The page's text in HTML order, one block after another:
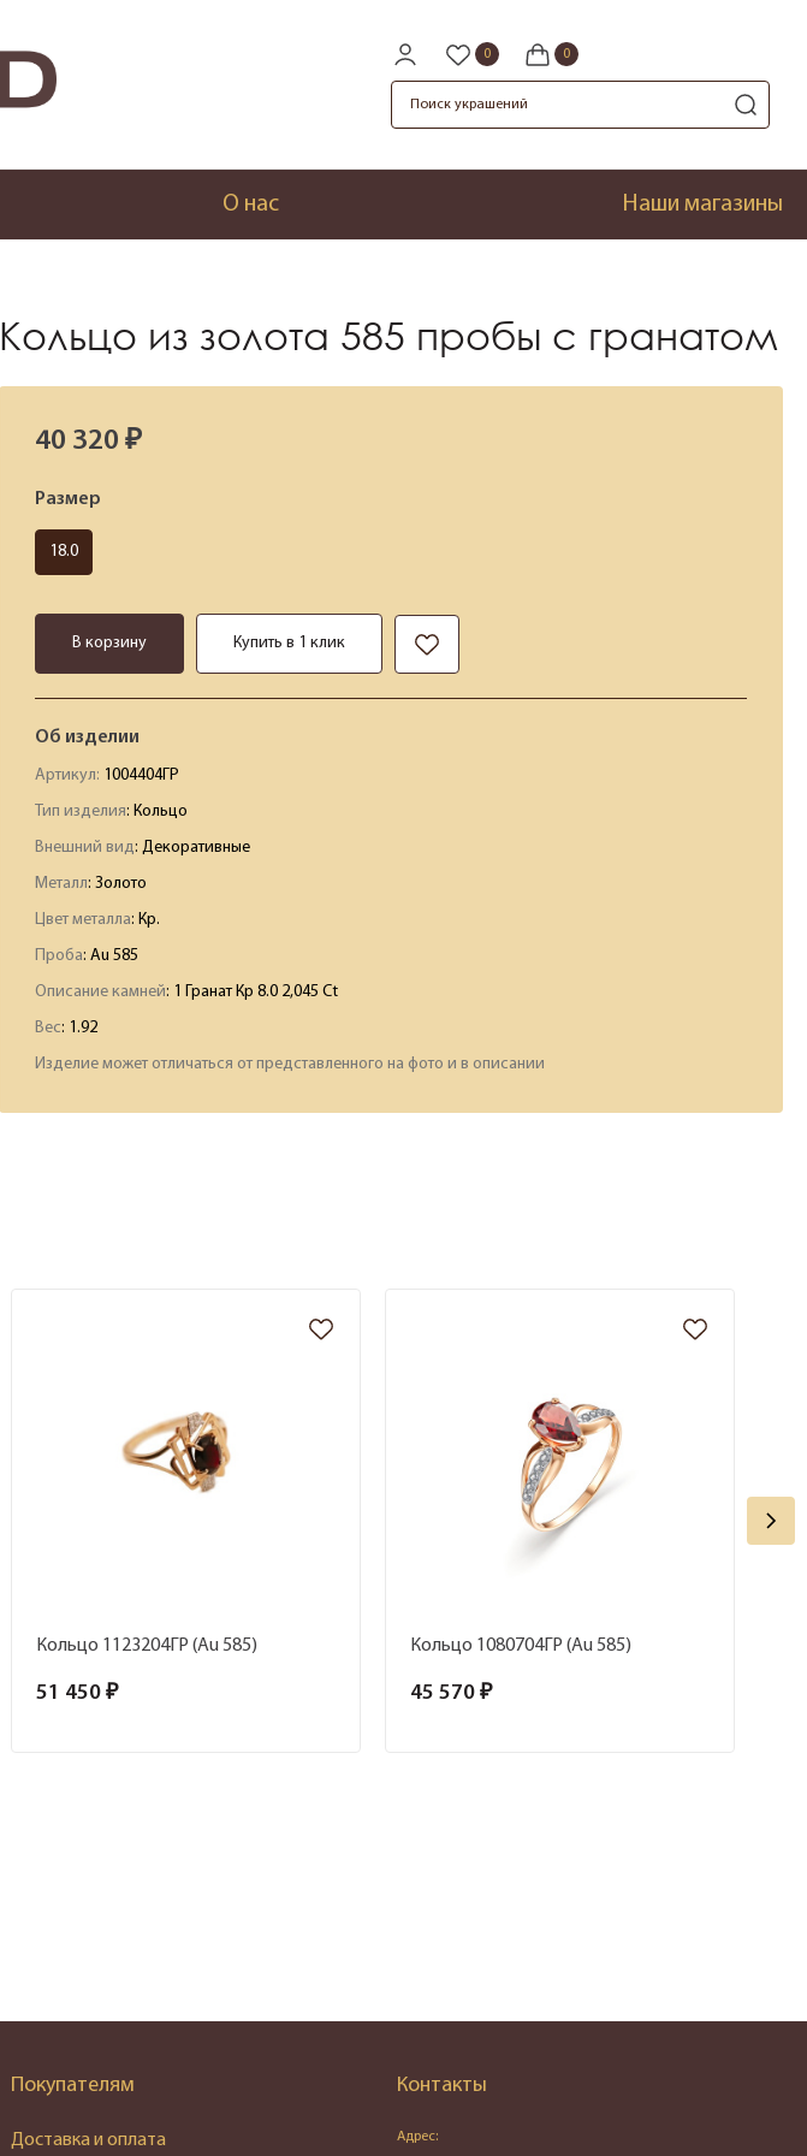
О нас Наши магазины
Кольцо из золота 585 пробы с гранатом
40 320 ₽
Размер
18.0
В корзину Купить в 1 клик
Об изделии
Артикул: 1004404ГР
Тип изделия: Кольцо
Внешний вид: Декоративные
Металл: Золото
Цвет металла: Кр.
Проба: Au 585
Описание камней: 1 Гранат Кр 8.0 2,045 Ct
Вес: 1.92
Изделие может отличаться от представленного на фото и в описании
Кольцо 1123204ГР (Au 585)
51 450 ₽
Кольцо 1080704ГР (Au 585)
45 570 ₽
Покупателям
Доставка и оплата
Контакты
Адрес: